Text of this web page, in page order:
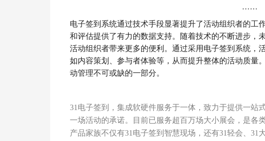
……
电子签到系统通过技术手段显著提升了活动组织者的工
和评估提供了有力的数据支持。随着技术的不断进步，
活动组织者带来更多的便利。通过采用电子签到系统，
如内容策划、参与者体验等，从而提升整体的活动质量
动管理不可或缺的一部分。
31电子签到，集成软硬件服务于一体，致力于提供一站
一场活动的承诺。目前已服务超百万场大小展会，是各
产品家族不仅有31电子签到智慧现场，还有31轻会、31